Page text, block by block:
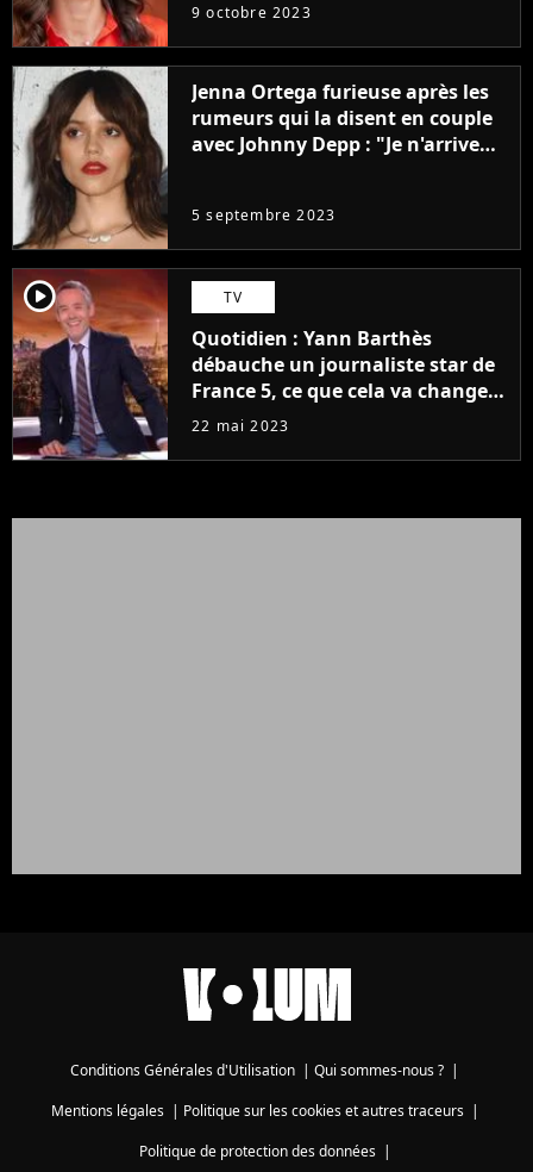
9 octobre 2023
Jenna Ortega furieuse après les
rumeurs qui la disent en couple
avec Johnny Depp : "Je n'arrive
5 septembre 2023
player2 TV
Quotidien : Yann Barthès
débauche un journaliste star de
France 5, ce que cela va changer
à la rentrée
22 mai 2023
Conditions Générales d'Utilisation Qui sommes-nous ?
Mentions légales| Politique sur les cookies et autres traceurs|
Politique de protection des données|